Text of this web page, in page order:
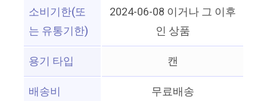
소비기한(또
는 유통기한)
2024-06-08 이거나 그 이후
인 상품
용기 타입
캔
배송비
무료배송